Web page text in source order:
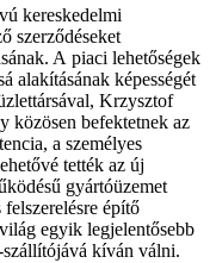
kereskedelmi
szerződéseket
A piaci lehetőségek
alakításának képességét
Krzysztof
közösen befektetnek az
a személyes
tették az új
gyártóüzemet
építő
egyik legjelentősebb
szállítójává kíván válni.